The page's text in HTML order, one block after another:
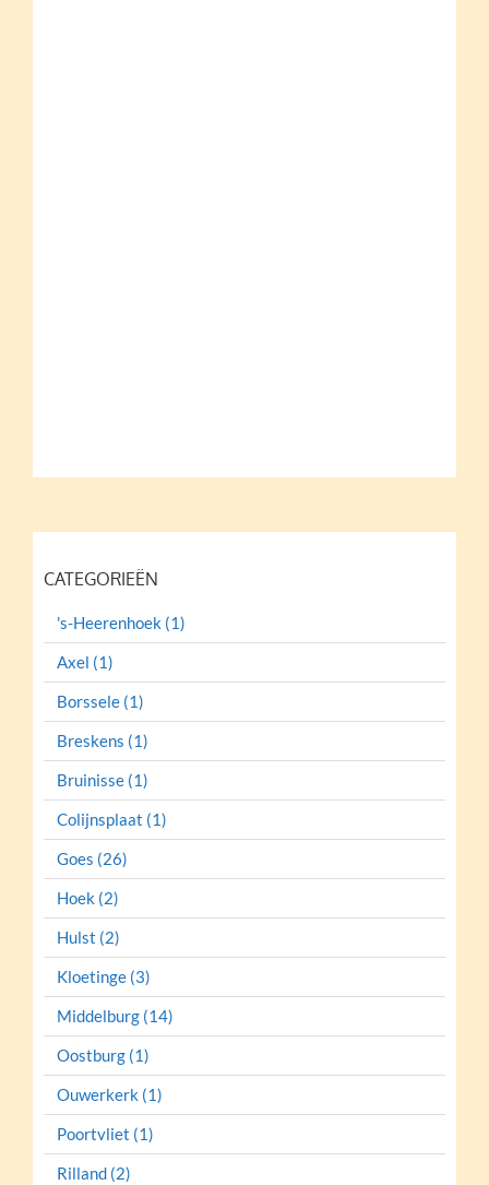
CATEGORIEËN
's-Heerenhoek (1)
Axel (1)
Borssele (1)
Breskens (1)
Bruinisse (1)
Colijnsplaat (1)
Goes (26)
Hoek (2)
Hulst (2)
Kloetinge (3)
Middelburg (14)
Oostburg (1)
Ouwerkerk (1)
Poortvliet (1)
Rilland (2)